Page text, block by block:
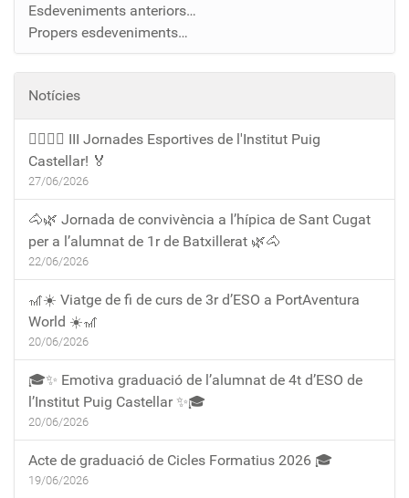
Esdeveniments anteriors…
Propers esdeveniments…
Notícies
🏃‍♀️🏃‍♂️ III Jornades Esportives de l'Institut Puig
Castellar! 🏅
27/06/2026
🐴🌿 Jornada de convivència a l’hípica de Sant Cugat
per a l’alumnat de 1r de Batxillerat 🌿🐴
22/06/2026
🎢☀️ Viatge de fi de curs de 3r d’ESO a PortAventura
World ☀️🎢
20/06/2026
🎓✨ Emotiva graduació de l’alumnat de 4t d’ESO de
l’Institut Puig Castellar ✨🎓
20/06/2026
Acte de graduació de Cicles Formatius 2026 🎓
19/06/2026